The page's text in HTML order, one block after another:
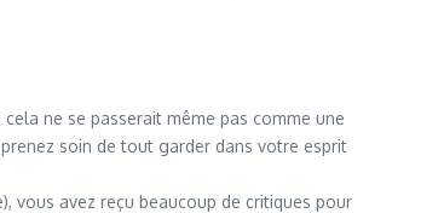
ne se passerait même pas comme une
soin de tout garder dans votre esprit
vous avez reçu beaucoup de critiques pour